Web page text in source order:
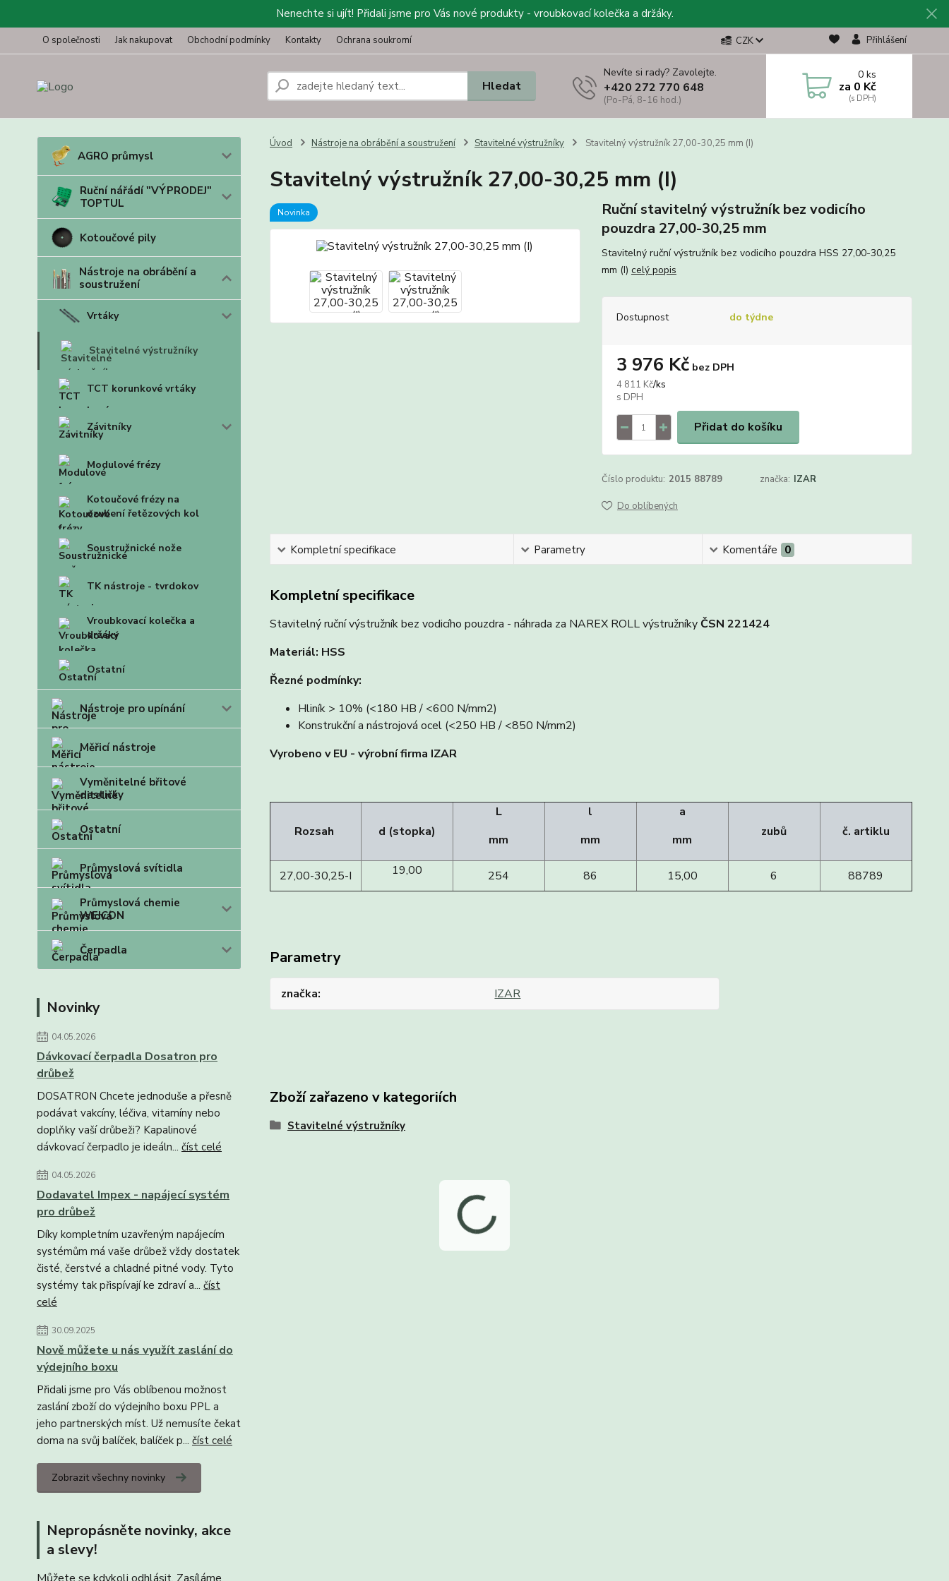
Nenechte si ujít! Přidali jsme pro Vás nové produkty - vroubkovací kolečka a držáky.
O společnosti Jak nakupovat Obchodní podmínky Kontakty Ochrana soukromí CZK Přihlášení
Hledat
Nevíte si rady? Zavolejte.
+420 272 770 648
(Po-Pá, 8-16 hod.)
0ks
za 0 Kč
AGRO průmysl
Ruční nářádí "VÝPRODEJ"
TOPTUL
Kotoučové pily
Nástroje na obrábění a
soustružení
Vrtáky
Stavitelné výstružníky
TCT korunkové vrtáky
Závitníky
Modulové frézy
Kotoučové frézy na
ozubení řetězových kol
Soustružnické nože
TK nástroje - tvrdokov
Vroubkovací kolečka a
držáky
Ostatní
Nástroje pro upínání
Měřicí nástroje
Vyměnitelné břitové
destičky
Ostatní
Průmyslová svítidla
Průmyslová chemie
WEICON
Čerpadla
Novinky
04.05.2026
Dávkovací čerpadla Dosatron pro
drůbež
DOSATRON Chcete jednoduše a přesně
podávat vakcíny, léčiva, vitamíny nebo
doplňky vaší drůbeži? Kapalinové
dávkovací čerpadlo je ideáln... číst celé
04.05.2026
Dodavatel Impex - napájecí systém
pro drůbež
Díky kompletním uzavřeným napájecím
systémům má vaše drůbež vždy dostatek
čisté, čerstvé a chladné pitné vody. Tyto
systémy tak přispívají ke zdraví a... číst
celé
30.09.2025
Nově můžete u nás využít zaslání do
výdejního boxu
Přidali jsme pro Vás oblíbenou možnost
zaslání zboží do výdejního boxu PPL a
jeho partnerských míst. Už nemusíte čekat
doma na svůj balíček, balíček p... číst celé
Zobrazit všechny novinky
Nepropásněte novinky, akce
a slevy!
Úvod Nástroje na obrábění a soustružení Stavitelné výstružníky Stavitelný výstružník 27,00-30,25 mm (I)
Stavitelný výstružník 27,00-30,25 mm (I)
Novinka
Ruční stavitelný výstružník bez vodicího
pouzdra 27,00-30,25 mm
Stavitelný ruční výstružník bez vodicího pouzdra HSS 27,00-30,25
mm (I) celý popis
Dostupnost do týdne
4 811 Kč/ks
3 976 Kč bez DPH
Přidat do košíku
Číslo produktu: 2015 88789 značka: IZAR
Do oblíbených
Kompletní specifikace Parametry Komentáře 0
Kompletní specifikace
Stavitelný ruční výstružník bez vodicího pouzdra - náhrada za NAREX ROLL výstružníkyČSN 221424
Materiál: HSS
Řezné podmínky:
Hliník > 10% (<180 HB / <600 N/mm2)
Konstrukční a nástrojová ocel (<250 HB / <850 N/mm2)
Vyrobeno v EU - výrobní firma IZAR
Rozsah d (stopka)
L
mm
l
mm
a
mm
zubů č. artiklu
27,00-30,25-I 19,00 254 86 15,00 6 88789
Parametry
značka IZAR
Zboží zařazeno v kategoriích
Stavitelné výstružníky